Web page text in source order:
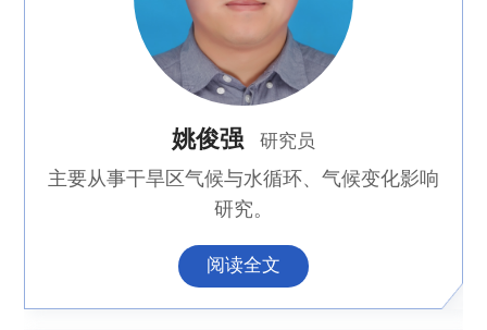
姚俊强 研究员
主要从事干旱区气候与水循环、气候变化影响
研究。
阅读全文